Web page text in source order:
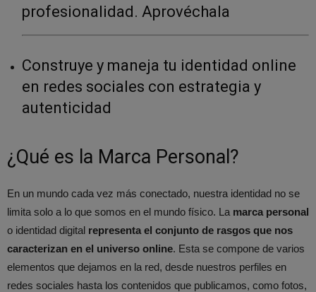
profesionalidad. Aprovéchala
Construye y maneja tu identidad online
en redes sociales con estrategia y
autenticidad
¿Qué es la Marca Personal?
En un mundo cada vez más conectado, nuestra identidad no se
limita solo a lo que somos en el mundo físico. La marca personal
o identidad digital representa el conjunto de rasgos que nos
caracterizan en el universo online. Esta se compone de varios
elementos que dejamos en la red, desde nuestros perfiles en
redes sociales hasta los contenidos que publicamos, como fotos,